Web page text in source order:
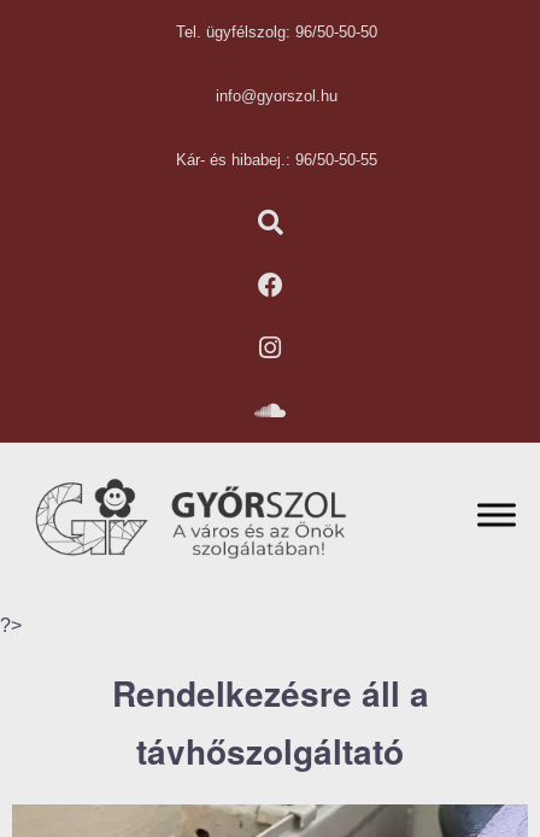
Tel. ügyfélszolg: 96/50-50-50
info@gyorszol.hu
Kár- és hibabej.: 96/50-50-55
?>
Rendelkezésre áll a
távhőszolgáltató